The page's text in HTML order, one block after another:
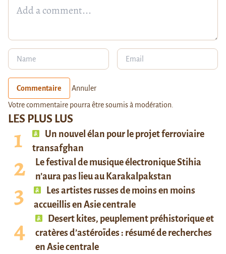
LES PLUS LUS
Un nouvel élan pour le projet ferroviaire
transafghan
Le festival de musique électronique Stihia
n’aura pas lieu au Karakalpakstan
Les artistes russes de moins en moins
accueillis en Asie centrale
Desert kites, peuplement préhistorique et
cratères d’astéroïdes : résumé de recherches
en Asie centrale
Commentaire Annuler
Votre commentaire pourra être soumis à modération.